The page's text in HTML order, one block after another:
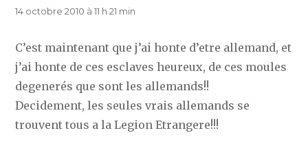
14 octobre 2010 à 11 h 21 min
C’est maintenant que j’ai honte d’etre allemand, et
j’ai honte de ces esclaves heureux, de ces moules
degenerés que sont les allemands!!
Decidement, les seules vrais allemands se
trouvent tous a la Legion Etrangere!!!